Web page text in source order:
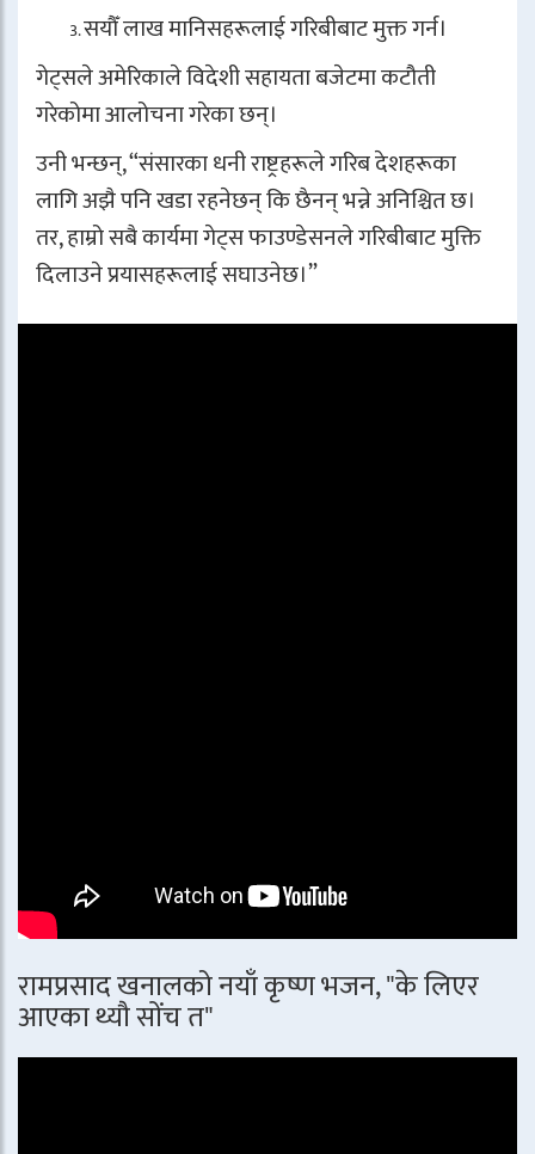
सयौँ लाख मानिसहरूलाई गरिबीबाट मुक्त गर्न।
गेट्सले अमेरिकाले विदेशी सहायता बजेटमा कटौती
गरेकोमा आलोचना गरेका छन्।
उनी भन्छन्, “संसारका धनी राष्ट्रहरूले गरिब देशहरूका
लागि अझै पनि खडा रहनेछन् कि छैनन् भन्ने अनिश्चित छ।
तर, हाम्रो सबै कार्यमा गेट्स फाउण्डेसनले गरिबीबाट मुक्ति
दिलाउने प्रयासहरूलाई सघाउनेछ।”
रामप्रसाद खनालको नयाँ कृष्ण भजन, "के लिएर
आएका थ्यौ सोंच त"